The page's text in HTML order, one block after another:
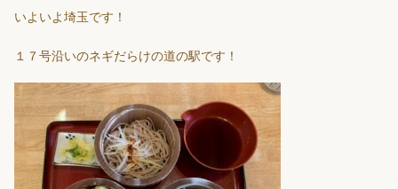
いよいよ埼玉です！
１７号沿いのネギだらけの道の駅です！